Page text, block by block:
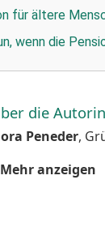
für ältere
wenn die
die Autorin
Peneder,
Mehr anzeigen